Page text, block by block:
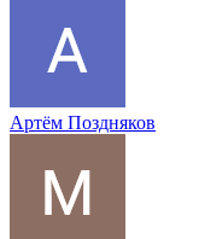
Артём Поздняков